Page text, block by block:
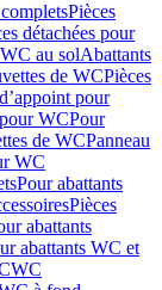
Pièces
détachées pour
au solAbattants
de WCPièces
pour
WCPour
de WCPanneau
WC
Pour abattants
Pièces
abattants
abattants WC et
WC